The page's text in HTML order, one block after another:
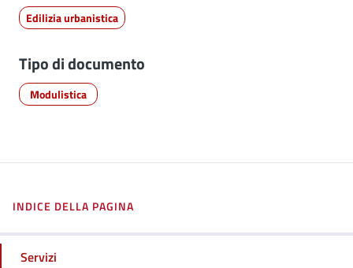
Edilizia urbanistica
Tipo di documento
Modulistica
INDICE DELLA PAGINA
Servizi